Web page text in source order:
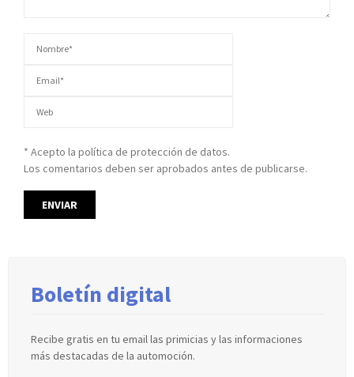
* Acepto la política de protección de datos.
Los comentarios deben ser aprobados antes de publicarse.
Boletín digital
Recibe gratis en tu email las primicias y las informaciones
más destacadas de la automoción.